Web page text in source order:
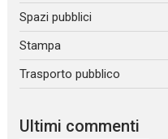
Spazi pubblici
Stampa
Trasporto pubblico
Ultimi commenti